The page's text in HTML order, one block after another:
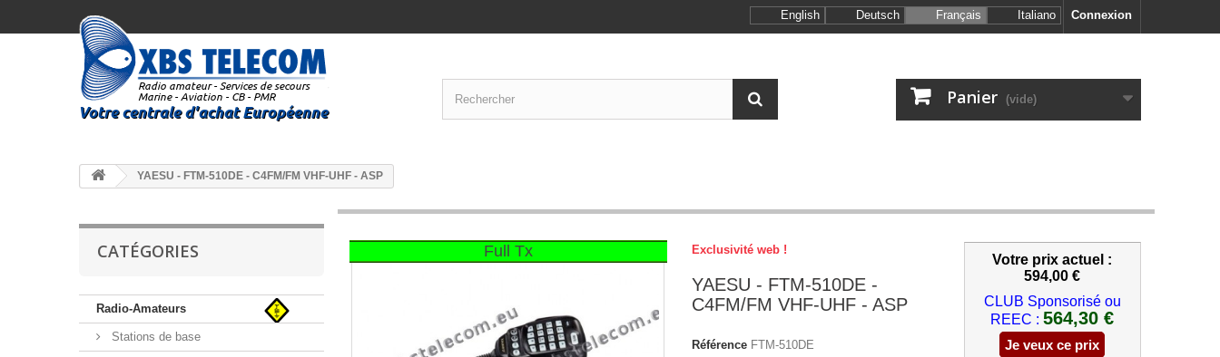
Connexion
English Deutsch Français Italiano
Panier (vide)
YAESU - FTM-510DE - C4FM/FM VHF-UHF - ASP
CATÉGORIES
Radio-Amateurs
Stations de base
Full Tx Exclusivité web !
YAESU - FTM-510DE -
C4FM/FM VHF-UHF - ASP
Référence FTM-510DE
Votre prix actuel :
594,00 €
CLUB Sponsorisé ou
REEC : 564,30 €
Je veux ce prix